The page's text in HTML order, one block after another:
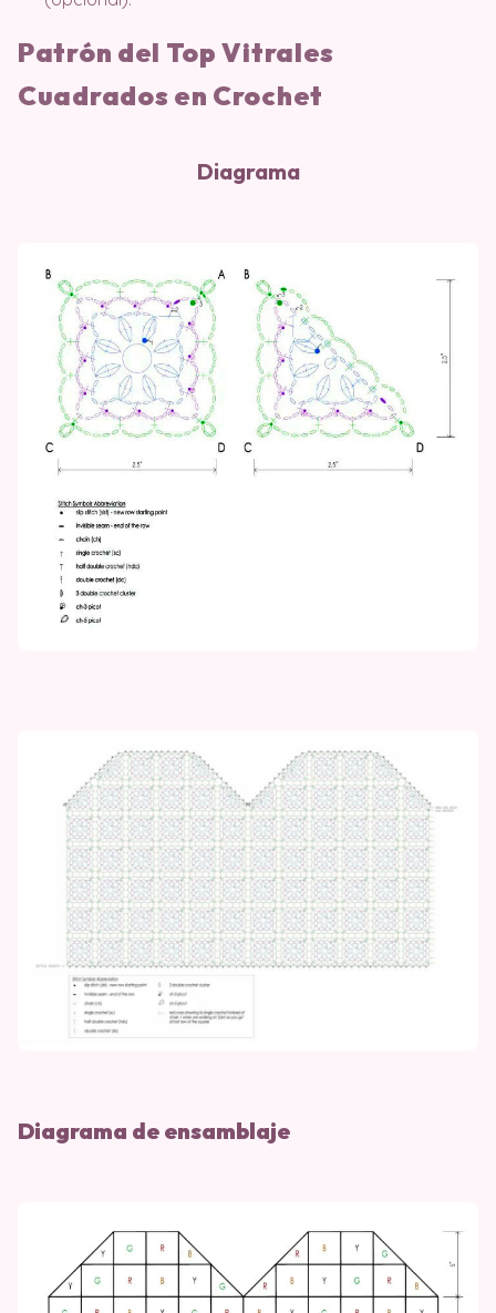
Patrón del Top Vitrales
Cuadrados en Crochet
Diagrama
Diagrama de ensamblaje